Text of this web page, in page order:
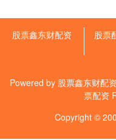
股票鑫东财配资 股票
Powered by 股票鑫东财配
票配资
Copyright ©